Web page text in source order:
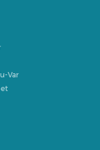
Var